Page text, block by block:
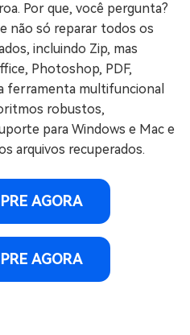
Por que, você pergunta?
não só reparar todos os
incluindo Zip, mas
Photoshop, PDF,
ferramenta multifuncional
robustos,
para Windows e Mac e
arquivos recuperados.
AGORA
AGORA